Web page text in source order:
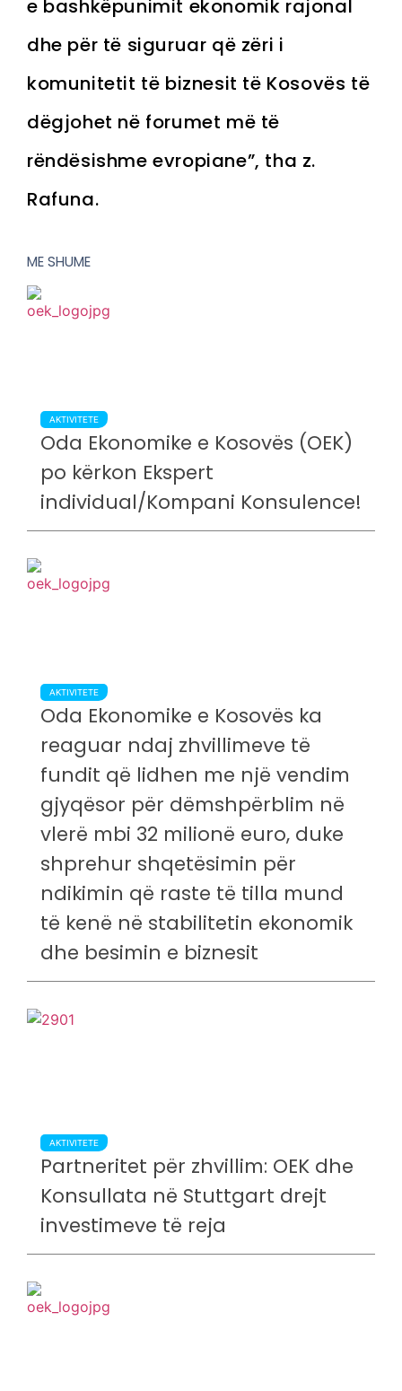
e bashkëpunimit ekonomik rajonal
dhe për të siguruar që zëri i
komunitetit të biznesit të Kosovës të
dëgjohet në forumet më të
rëndësishme evropiane”, tha z.
Rafuna.
ME SHUME
AKTIVITETE
Oda Ekonomike e Kosovës (OEK)
po kërkon Ekspert
individual/Kompani Konsulence!
AKTIVITETE
Oda Ekonomike e Kosovës ka
reaguar ndaj zhvillimeve të
fundit që lidhen me një vendim
gjyqësor për dëmshpërblim në
vlerë mbi 32 milionë euro, duke
shprehur shqetësimin për
ndikimin që raste të tilla mund
të kenë në stabilitetin ekonomik
dhe besimin e biznesit
AKTIVITETE
Partneritet për zhvillim: OEK dhe
Konsullata në Stuttgart drejt
investimeve të reja